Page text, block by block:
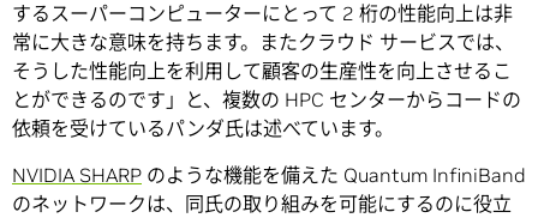
するスーパーコンピューターにとって 2 桁の性能向上は非
常に大きな意味を持ちます。またクラウド サービスでは、
そうした性能向上を利用して顧客の生産性を向上させるこ
とができるのです」と、複数の HPC センターからコードの
依頼を受けているパンダ氏は述べています。
NVIDIA SHARP のような機能を備えた Quantum InfiniBand
のネットワークは、同氏の取り組みを可能にするのに役立